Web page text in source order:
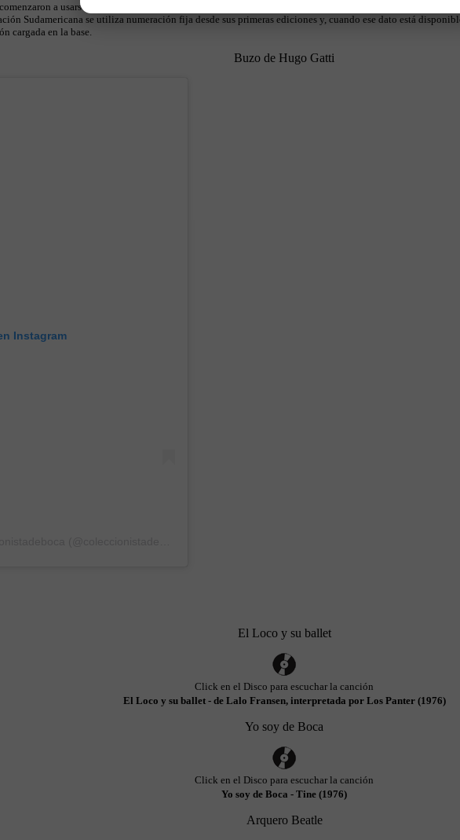
a usarse en 1949 y que hasta 1997 eran consecutivos, no fijos. Esa información aparecía sólo
Sudamericana se utiliza numeración fija desde sus primeras ediciones y, cuando ese dato está
cargada en la base.
Buzo de Hugo Gatti
Instagram
El Loco y su ballet
Click en el Disco para escuchar la canción
El Loco y su ballet - de Lalo Fransen, interpretada por Los Panter (1976)
Yo soy de Boca
Click en el Disco para escuchar la canción
Yo soy de Boca - Tine (1976)
Arquero Beatle